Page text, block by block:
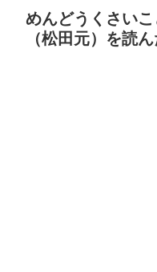
めんどうくさい
（松田元）を読